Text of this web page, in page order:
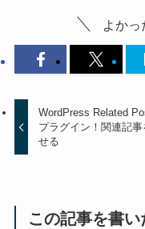
よかっ
WordPress Related
プラグイン！関連記事
せる
この記事を書い